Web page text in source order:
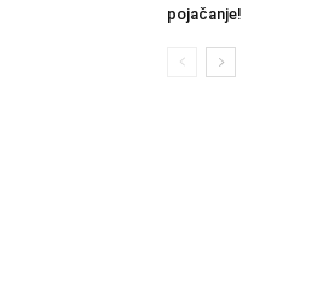
pojačanje!